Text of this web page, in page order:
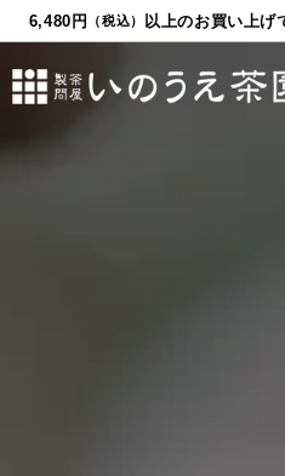
6,480円 （税込） 以上のお買い上げ